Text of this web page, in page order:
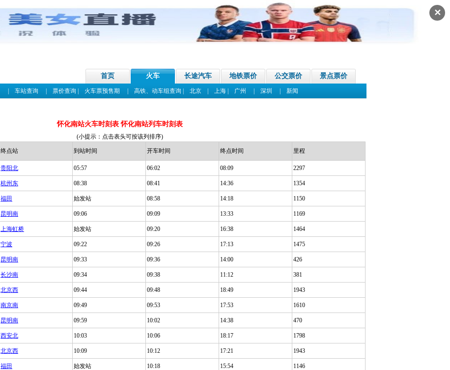
✕
首页 火车 长途汽车 地铁票价 公交票价 景点票价
车站查询 票价查询 火车票预售期 高铁、动车组查询 北京| 上海| 广州 深圳 新闻
怀化南站火车时刻表 怀化南站列车时刻表
(小提示：点击表头可按该列排序)
终点站 到站时间 开车时间 终点时间 里程
贵阳北 05:57 06:02 08:09 2297
杭州东 08:38 08:41 14:36 1354
福田 始发站 08:58 14:18 1150
昆明南 09:06 09:09 13:33 1169
上海虹桥 始发站 09:20 16:38 1464
宁波 09:22 09:26 17:13 1475
昆明南 09:33 09:36 14:00 426
长沙南 09:34 09:38 11:12 381
北京西 09:44 09:48 18:49 1943
南京南 09:49 09:53 17:53 1610
昆明南 09:59 10:02 14:38 470
西安北 10:03 10:06 18:17 1798
北京西 10:09 10:12 17:21 1943
福田 始发站 10:18 15:54 1146